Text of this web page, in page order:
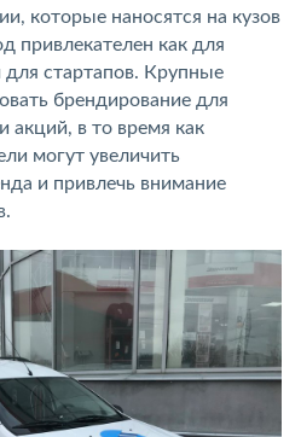
которые наносятся на кузов
привлекателен как для
стартапов. Крупные
брендирование для
акций, в то время как
могут увеличить
и привлечь внимание